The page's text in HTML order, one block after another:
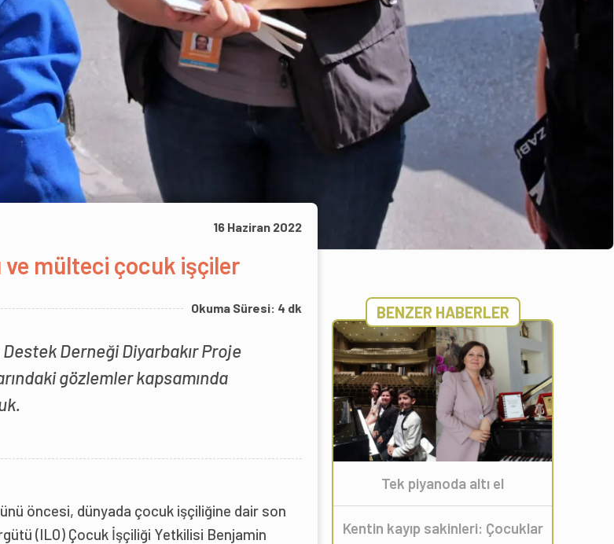
16 Haziran 2022
ve mülteci çocuk işçiler
Okuma Süresi: 4 dk
Derneği Diyarbakır Proje
gözlemler kapsamında
öncesi, dünyada çocuk işçiliğine dair son
(ILO) Çocuk İşçiliği Yetkilisi Benjamin
BENZER HABERLER
Tek piyanoda altı el
Kentin kayıp sakinleri: Çocuklar